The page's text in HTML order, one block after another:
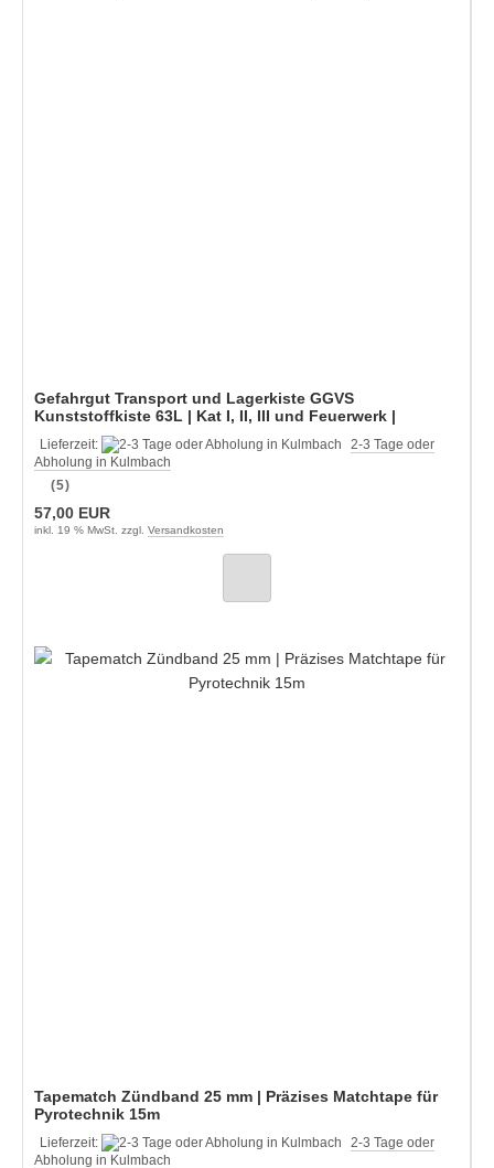
Gefahrgut Transport und Lagerkiste GGVS
Kunststoffkiste 63L | Kat I, II, III und Feuerwerk |
Staffelpreise
Lieferzeit:
2-3 Tage oder
Abholung in Kulmbach
(5)
57,00 EUR
inkl. 19 % MwSt. zzgl. Versandkosten
Tapematch Zündband 25 mm | Präzises Matchtape für
Pyrotechnik 15m
Lieferzeit:
2-3 Tage oder
Abholung in Kulmbach